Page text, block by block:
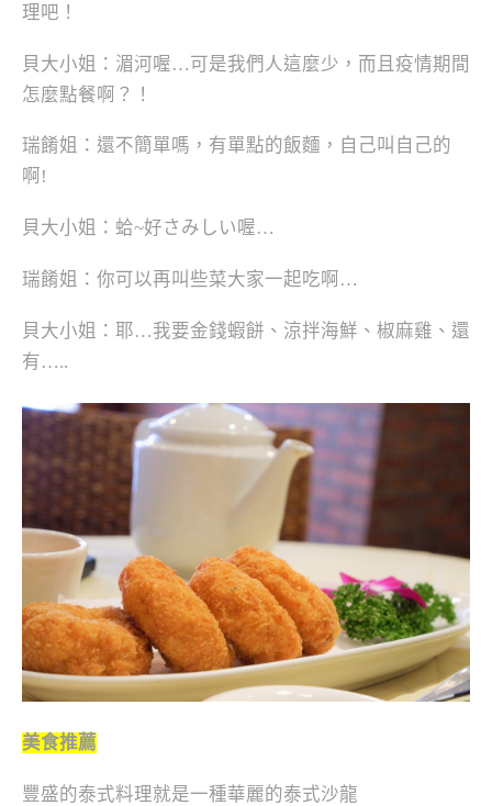
理吧！
貝大小姐：湄河喔…可是我們人這麼少，而且疫情期間
怎麼點餐啊？！
瑞餚姐：還不簡單嗎，有單點的飯麵，自己叫自己的
啊!
貝大小姐：蛤~好さみしい喔…
瑞餚姐：你可以再叫些菜大家一起吃啊…
貝大小姐：耶…我要金錢蝦餅、涼拌海鮮、椒麻雞、還
有…..
美食推薦
豐盛的泰式料理就是一種華麗的泰式沙龍